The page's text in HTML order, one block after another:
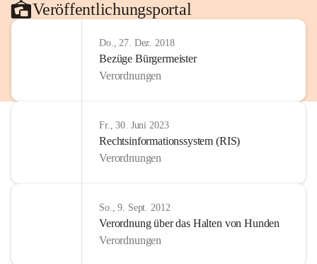
Veröffentlichungsportal
Do., 27. Dez. 2018
Bezüge Bürgermeister
Verordnungen
Fr., 30. Juni 2023
Rechtsinformationssystem (RIS)
Verordnungen
So., 9. Sept. 2012
Verordnung über das Halten von Hunden
Verordnungen